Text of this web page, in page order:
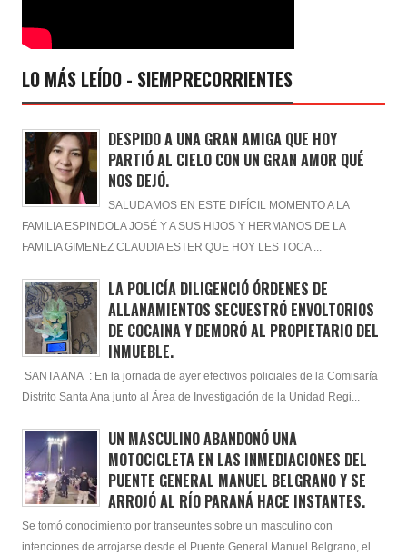
LO MÁS LEÍDO - SIEMPRECORRIENTES
DESPIDO A UNA GRAN AMIGA QUE HOY
PARTIÓ AL CIELO CON UN GRAN AMOR QUÉ
NOS DEJÓ.
SALUDAMOS EN ESTE DIFÍCIL MOMENTO A LA
FAMILIA ESPINDOLA JOSÉ Y A SUS HIJOS Y HERMANOS DE LA
FAMILIA GIMENEZ CLAUDIA ESTER QUE HOY LES TOCA ...
LA POLICÍA DILIGENCIÓ ÓRDENES DE
ALLANAMIENTOS SECUESTRÓ ENVOLTORIOS
DE COCAINA Y DEMORÓ AL PROPIETARIO DEL
INMUEBLE.
SANTA ANA : En la jornada de ayer efectivos policiales de la Comisaría
Distrito Santa Ana junto al Área de Investigación de la Unidad Regi...
UN MASCULINO ABANDONÓ UNA
MOTOCICLETA EN LAS INMEDIACIONES DEL
PUENTE GENERAL MANUEL BELGRANO Y SE
ARROJÓ AL RÍO PARANÁ HACE INSTANTES.
Se tomó conocimiento por transeuntes sobre un masculino con
intenciones de arrojarse desde el Puente General Manuel Belgrano, el